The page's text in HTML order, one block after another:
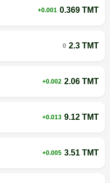
+0.001 0.369 TMT
0 2.3 TMT
+0.002 2.06 TMT
+0.013 9.12 TMT
+0.005 3.51 TMT